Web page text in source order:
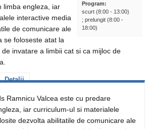
Program:
scurt (8:00 - 13:00)
; prelungit (8:00 -
18:00)
limba engleza, iar
interactive media
de comunicare ale
se foloseste atat la
invatare a limbii cat si ca mijloc de
Detalii
Ramnicu Valcea este cu predare
iar curriculum-ul si materialele
dezvolta abilitatile de comunicare ale